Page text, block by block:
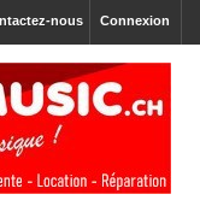
Connexion
nous